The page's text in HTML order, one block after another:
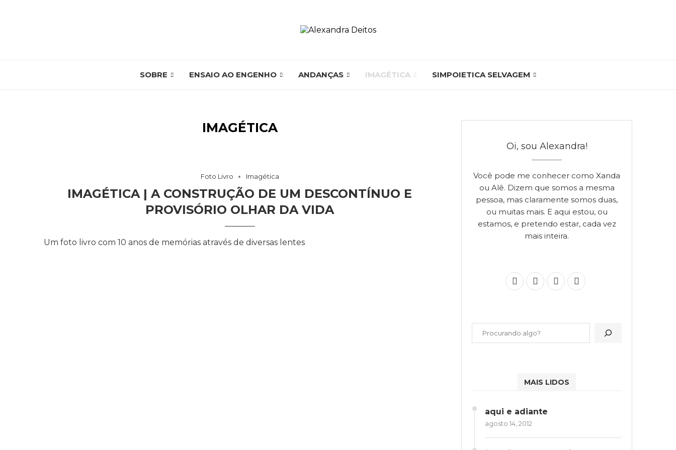
SOBRE ENSAIO AO ENGENHO ANDANÇAS IMAGÉTICA SIMPOIETICA SELVAGEM
IMAGÉTICA
Foto Livro Imagética
IMAGÉTICA | A CONSTRUÇÃO DE UM DESCONTÍNUO E
PROVISÓRIO OLHAR DA VIDA
Um foto livro com 10 anos de memórias através de diversas lentes
Oi, sou Alexandra!
Você pode me conhecer como Xanda
ou Alê. Dizem que somos a mesma
pessoa, mas claramente somos duas,
ou muitas mais. E aqui estou, ou
estamos, e pretendo estar, cada vez
mais inteira.
MAIS LIDOS
aqui e adiante
agosto 14, 2012